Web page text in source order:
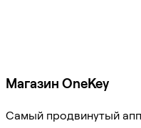
Магазин OneKey
Самый продвинутый